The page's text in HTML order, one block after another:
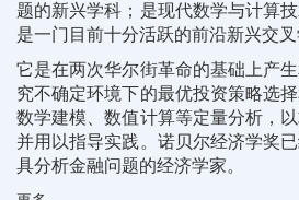
题的新兴学科；是现代数学与计算
是一门目前十分活跃的前沿新兴交叉
它是在两次华尔街革命的基础上产
究不确定环境下的最优投资策略选
数学建模、数值计算等定量分析，
并用以指导实践。诺贝尔经济学奖
具分析金融问题的经济学家。